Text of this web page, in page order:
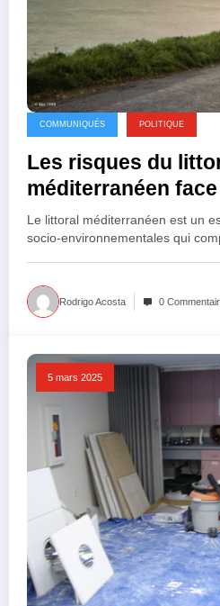
COMMUNIQUÉS POLITIQUE
Les risques du
méditerranéen
liées à la mer et
Le littoral méditerranéen est un
socio-environnementales qui
Rodrigo Acosta 0
5 mars 2025